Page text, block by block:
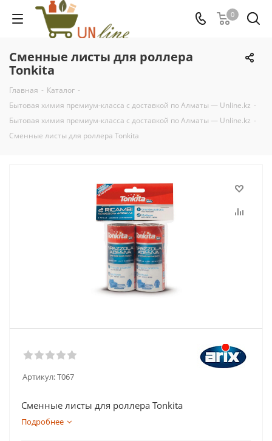
0
Сменные листы для роллера
Tonkita
Главная - Каталог -
Бытовая химия премиум-класса с доставкой по Алматы — Unline.kz -
Бытовая химия премиум-класса с доставкой по Алматы — Unline.kz -
Сменные листы для роллера Tonkita
Артикул:T067
Сменные листы для роллера Tonkita
Подробнее